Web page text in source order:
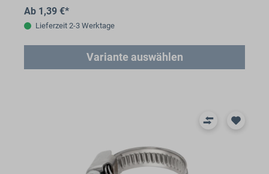
Ab 1,39 €*
Lieferzeit 2-3 Werktage
Variante auswählen